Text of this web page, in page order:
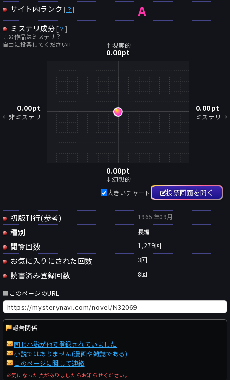
サイト内ランク [ ？] A
ミステリ成分 [？ ]
この作品はミステリ？
自由に投票してください!!
↑現実的
0.00pt
0.00pt
←非ミステリ
0.00pt
ミステリ→
0.00pt
↓幻想的
大きいチャート
投票画面を開く
初版刊行(参考) 1965年09月
種別 長編
閲覧回数 1,279回
お気に入りにされた回数 3回
読書済み登録回数 8回
■ このページのURL
報告関係
同じ小説が他で登録されていました
小説ではありません(漫画や雑誌である)
このページに関して連絡
※気になった点がありましたらお知らせください。